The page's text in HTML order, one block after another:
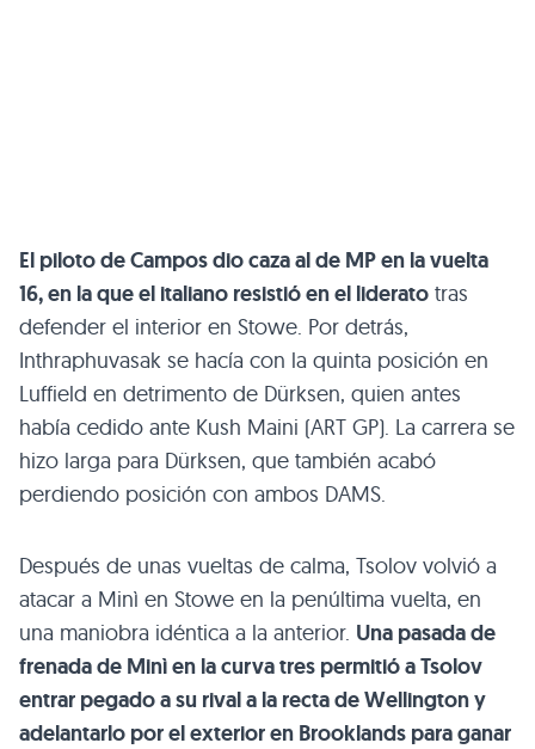
El piloto de Campos dio caza al de MP en la vuelta
16, en la que el italiano resistió en el liderato tras
defender el interior en Stowe. Por detrás,
Inthraphuvasak se hacía con la quinta posición en
Luffield en detrimento de Dürksen, quien antes
había cedido ante Kush Maini (ART GP). La carrera se
hizo larga para Dürksen, que también acabó
perdiendo posición con ambos DAMS.
Después de unas vueltas de calma, Tsolov volvió a
atacar a Minì en Stowe en la penúltima vuelta, en
una maniobra idéntica a la anterior. Una pasada de
frenada de Minì en la curva tres permitió a Tsolov
entrar pegado a su rival a la recta de Wellington y
adelantarlo por el exterior en Brooklands para ganar